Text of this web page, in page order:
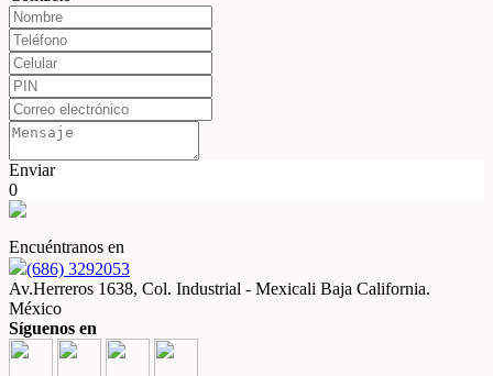
Enviar
0
Encuéntranos en
(686) 3292053
Av.Herreros 1638, Col. Industrial - Mexicali Baja California.
México
Síguenos en